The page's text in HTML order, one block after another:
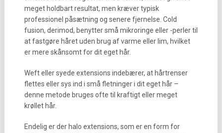
meget holdbart resultat, men kræver typisk
professionel påsætning og senere fjernelse. Cold
fusion, derimod, benytter små mikroringe eller -perler til
at fastgøre håret uden brug af varme eller lim, hvilket
er mere skånsomt for dit eget hår.
Weft eller syede extensions indebærer, at hårtrenser
flettes eller sys ind i små fletninger i dit eget hår –
denne metode bruges ofte til kraftigt eller meget
krøllet hår.
Endelig er der halo extensions, som er en form for